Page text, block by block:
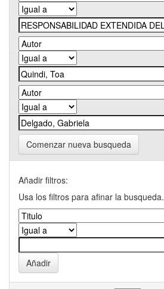
Comenzar nueva busqueda
Añadir filtros:
Usa los filtros para afinar la busqueda.